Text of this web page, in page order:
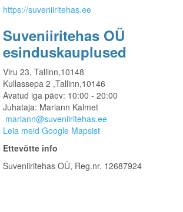
https://suveniiritehas.ee
Suveniiritehas OÜ
esinduskauplused
Viru 23, Tallinn,10148
Kullassepa 2 ,Tallinn,10146
Avatud iga päev: 10:00 - 20:00
Juhataja: Mariann Kalmet
mariann@suveniiritehas.ee
Leia meid Google Mapsist
Ettevõtte info
Suveniiritehas OÜ, Reg.nr. 12687924